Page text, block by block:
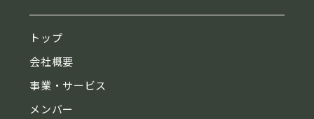
トップ
会社概要
事業・サービス
メンバー